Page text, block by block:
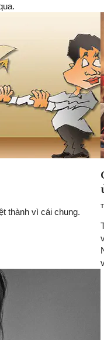
thành vì cái chung.